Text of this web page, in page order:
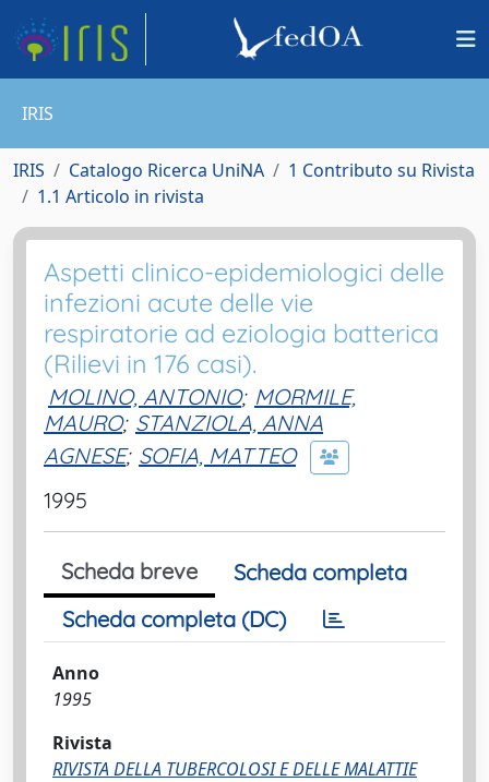
IRIS
IRIS Catalogo Ricerca UniNA
1 Contributo su Rivista
1.1 Articolo in rivista
Aspetti clinico-epidemiologici delle
infezioni acute delle vie
respiratorie ad eziologia batterica
(Rilievi in 176 casi).
MOLINO, ANTONIO; MORMILE,
MAURO; STANZIOLA, ANNA
AGNESE; SOFIA, MATTEO
1995
Scheda breve
Scheda completa
Scheda completa (DC)
Anno
1995
Rivista
RIVISTA DELLA TUBERCOLOSI E DELLE MALATTIE